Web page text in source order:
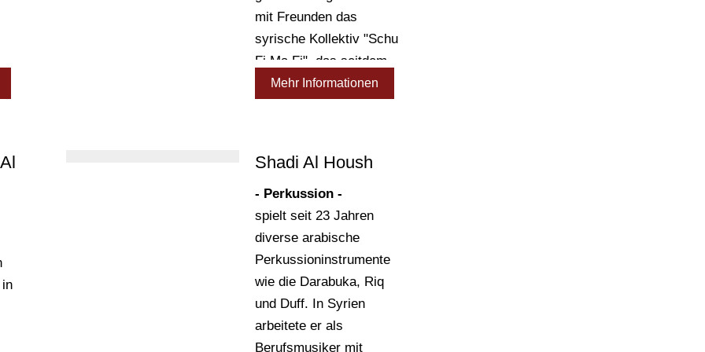
mit Freunden das
syrische Kollektiv "Schu
Fi Ma Fi", das seitdem
eigenständig Projekte
Mehr Informationen
Shadi Al Housh
- Perkussion -
spielt seit 23 Jahren
diverse arabische
Perkussioninstrumente
wie die Darabuka, Riq
und Duff. In Syrien
arbeitete er als
Berufsmusiker mit